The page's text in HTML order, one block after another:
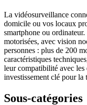
La vidéosurveillance
domicile ou vos locaux
smartphone ou
motorisées, avec vision
personnes : plus de 200
caractéristiques
leur compatibilité avec les
investissement clé pour
Sous-catégories